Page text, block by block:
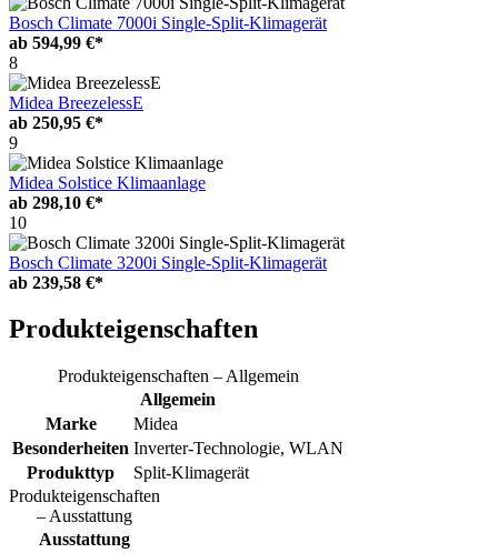
Bosch Climate 7000i Single-Split-Klimagerät
ab 594,99 €*
8
Midea BreezelessE
ab 250,95 €*
9
Midea Solstice Klimaanlage
ab 298,10 €*
10
Bosch Climate 3200i Single-Split-Klimagerät
ab 239,58 €*
Produkteigenschaften
Produkteigenschaften – Allgemein
Allgemein
Marke
Midea
Besonderheiten Inverter-Technologie, WLAN
Produkttyp
Split-Klimagerät
Produkteigenschaften
– Ausstattung
Ausstattung